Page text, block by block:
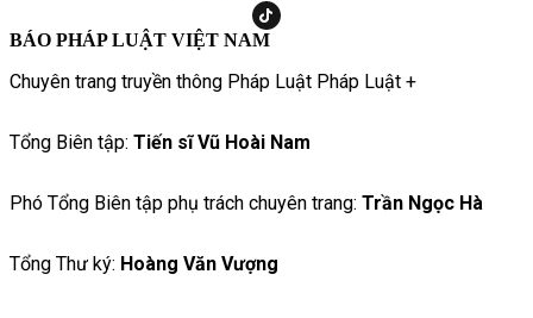
BÁO PHÁP LUẬT VIỆT NAM
Chuyên trang truyền thông Pháp Luật Pháp Luật +
Tổng Biên tập: Tiến sĩ Vũ Hoài Nam
Phó Tổng Biên tập phụ trách chuyên trang: Trần Ngọc Hà
Tổng Thư ký: Hoàng Văn Vượng